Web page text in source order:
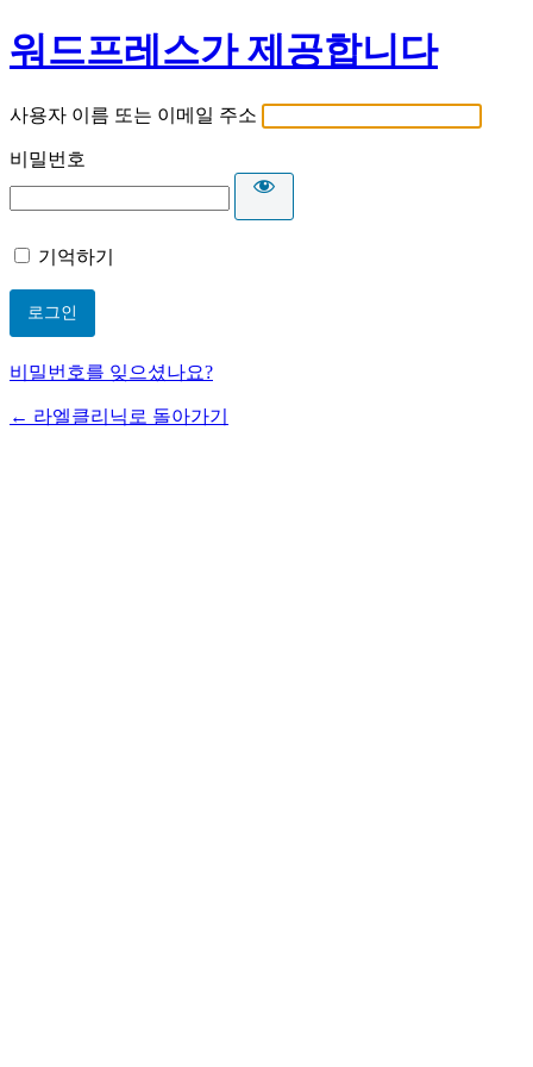
워드프레스가 제공합니다
사용자 이름 또는 이메일 주소
비밀번호
기억하기
비밀번호를 잊으셨나요?
← 라엘클리닉로 돌아가기